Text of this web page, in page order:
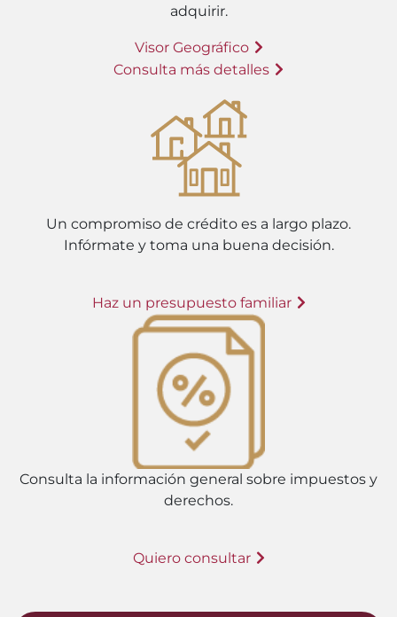
adquirir.
Visor Geográfico
Consulta más detalles
Un compromiso de crédito es a largo plazo.
Infórmate y toma una buena decisión.
Haz un presupuesto familiar
Consulta la información general sobre impuestos y
derechos.
Quiero consultar